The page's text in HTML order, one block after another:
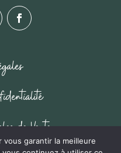
de Vente
garantir la meilleure